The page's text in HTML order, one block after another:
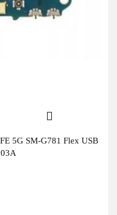
5G SM-G781 Flex USB